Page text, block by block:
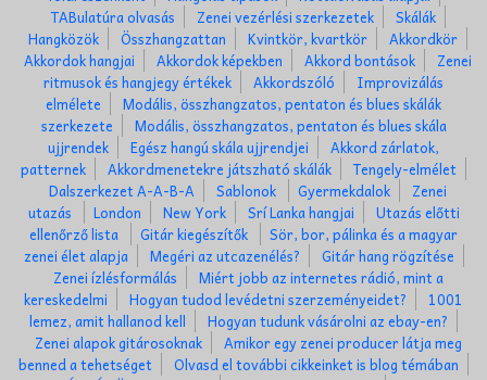
TABulatúra olvasás
Zenei vezérlési szerkezetek
Skálák
Hangközök
Összhangzattan Kvintkör, kvartkör
Akkordkör
Akkordok hangjai
Akkordok képekben Akkord bontások
Zenei
ritmusok és hangjegy értékek
Akkordszóló
Improvizálás
elmélete
Modális, összhangzatos, pentaton és blues skálák
szerkezete
Modális, összhangzatos, pentaton és blues skála
ujjrendek
Egész hangú skála ujjrendjei
Akkord zárlatok,
patternek
Akkordmenetekre játszható skálák
Tengely-elmélet
Dalszerkezet A-A-B-A
Sablonok Gyermekdalok
Zenei
utazás
London New York Srí Lanka hangjai
Utazás előtti
ellenőrző lista
Gitár kiegészítők
Sör, bor, pálinka és a magyar
zenei élet alapja
Megéri az utcazenélés?
Gitár hang rögzítése
Zenei ízlésformálás
Miért jobb az internetes rádió, mint a
kereskedelmi
Hogyan tudod levédetni szerzeményeidet?
1001
lemez, amit hallanod kell
Hogyan tudunk vásárolni az ebay-en?
Zenei alapok gitárosoknak
Amikor egy zenei producer látja meg
benned a tehetséget
Olvasd el további cikkeinket is blog témában